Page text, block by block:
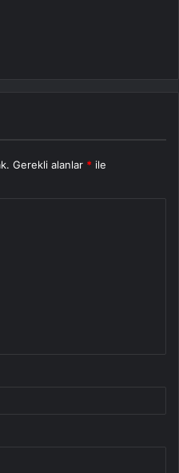
Gerekli alanlar * ile